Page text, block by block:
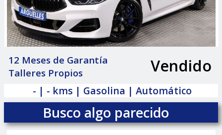
12 Meses de Garantía
Talleres Propios
Vendido
- | - kms | Gasolina | Automático
Busco algo parecido